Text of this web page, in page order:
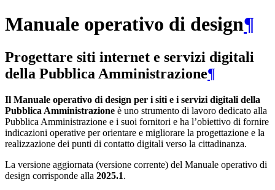
Manuale operativo di design¶
Progettare siti internet e servizi digitali
della Pubblica Amministrazione¶
Il Manuale operativo di design per i siti e i servizi digitali della
Pubblica Amministrazione è uno strumento di lavoro dedicato alla
Pubblica Amministrazione e i suoi fornitori e ha l’obiettivo di fornire
indicazioni operative per orientare e migliorare la progettazione e la
realizzazione dei punti di contatto digitali verso la cittadinanza.
La versione aggiornata (versione corrente) del Manuale operativo di
design corrisponde alla 2025.1.